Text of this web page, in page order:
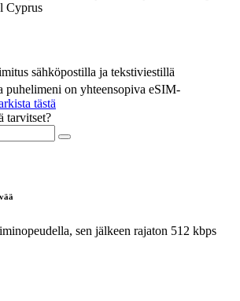
Cyprus
sähköpostilla ja tekstiviestillä
puhelimeni on yhteensopiva eSIM-
tästä
tarvitset?
sen jälkeen rajaton 512 kbps